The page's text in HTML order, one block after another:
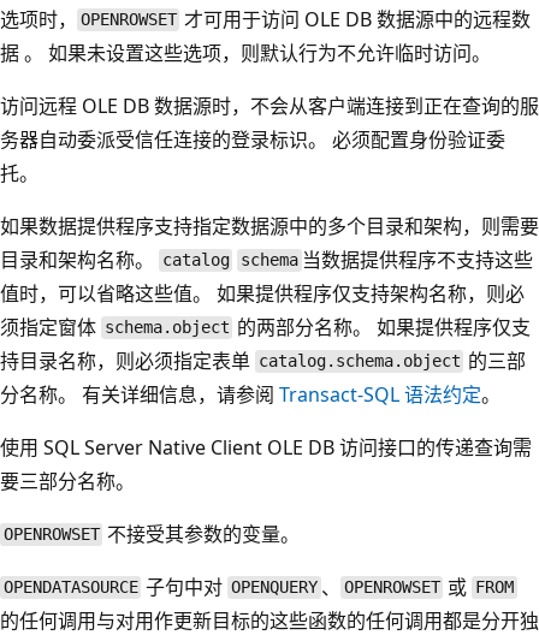
选项时，
OPENROWSET 才可用于访问 OLE DB 数据源中的远程数
据 。 如果未设置这些选项，则默认行为不允许临时访问。
访问远程 OLE DB 数据源时，不会从客户端连接到正在查询的服
务器自动委派受信任连接的登录标识。 必须配置身份验证委
托。
如果数据提供程序支持指定数据源中的多个目录和架构，则需要
目录和架构名称。
catalog schema 当数据提供程序不支持这些
值时，可以省略这些值。 如果提供程序仅支持架构名称，则必
须指定窗体 schema.object 的两部分名称。 如果提供程序仅支
持目录名称，则必须指定表单 catalog.schema.object 的三部
分名称。 有关详细信息，请参阅 Transact-SQL 语法约定。
使用 SQL Server Native Client OLE DB 访问接口的传递查询需
要三部分名称。
OPENROWSET 不接受其参数的变量。
OPENDATASOURCE 子句中对 OPENQUERY 、 OPENROWSET 或 FROM
的任何调用与对用作更新目标的这些函数的任何调用都是分开独